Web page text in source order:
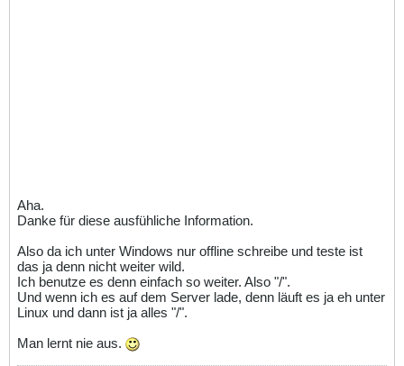
Aha.
Danke für diese ausfühliche Information.
Also da ich unter Windows nur offline schreibe und teste ist
das ja denn nicht weiter wild.
Ich benutze es denn einfach so weiter. Also "/".
Und wenn ich es auf dem Server lade, denn läuft es ja eh unter
Linux und dann ist ja alles "/".
Man lernt nie aus.